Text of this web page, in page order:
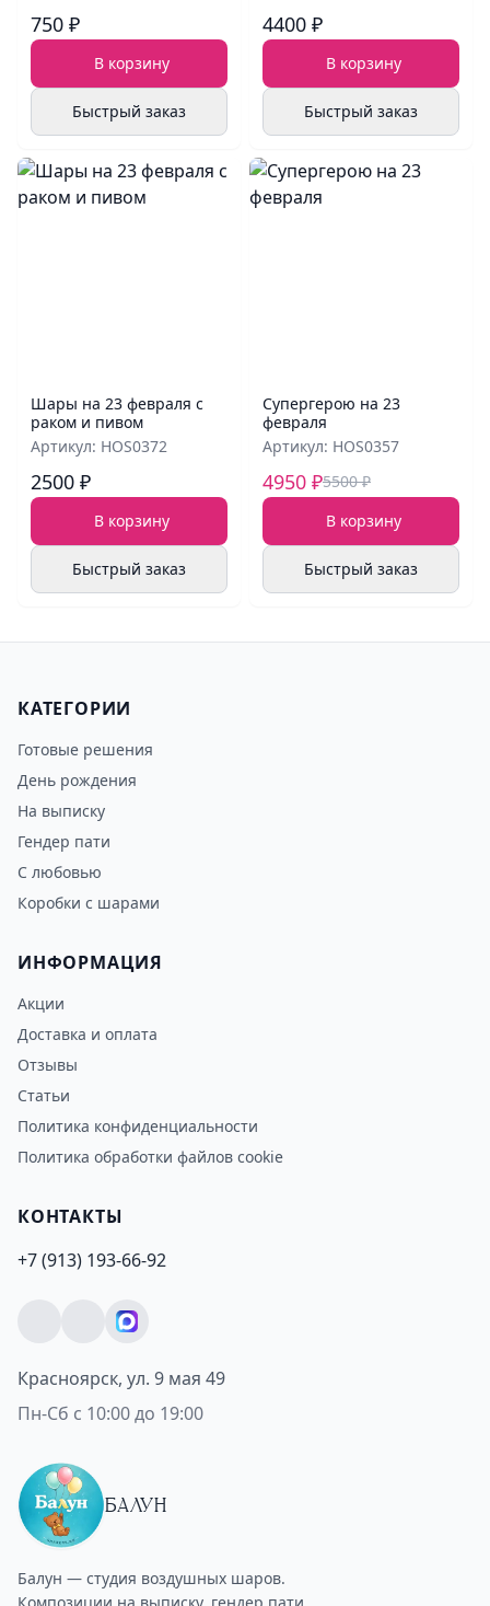
750 ₽
В корзину
Быстрый заказ
4400 ₽
В корзину
Быстрый заказ
Шары на 23 февраля с
раком и пивом
Артикул: HOS0372
2500 ₽
В корзину
Быстрый заказ
Супергерою на 23
февраля
Артикул: HOS0357
4950 ₽5500 ₽
В корзину
Быстрый заказ
КАТЕГОРИИ
Готовые решения
День рождения
На выписку
Гендер пати
С любовью
Коробки с шарами
ИНФОРМАЦИЯ
Акции
Доставка и оплата
Отзывы
Статьи
Политика конфиденциальности
Политика обработки файлов cookie
КОНТАКТЫ
+7 (913) 193-66-92
Красноярск, ул. 9 мая 49
Пн-Сб с 10:00 до 19:00
БАЛУН
Балун — студия воздушных шаров.